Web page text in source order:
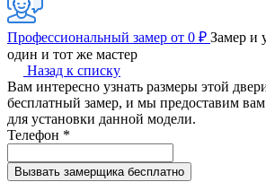
Профессиональный замер от 0 ₽ Замер и
один и тот же мастер
Назад к списку
Вам интересно узнать размеры этой
бесплатный замер, и мы предоставим
для установки данной модели.
Телефон *